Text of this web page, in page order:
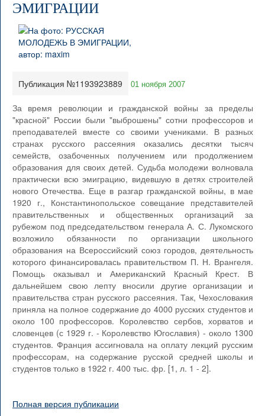
ЭМИГРАЦИИ
Публикация №1193923889 01 ноября 2007
За время революции и гражданской войны за пределы
"красной" России были "выброшены" сотни профессоров и
преподавателей вместе со своими учениками. В разных
странах русского рассеяния оказались десятки тысяч
семейств, озабоченных получением или продолжением
образования для своих детей. Судьба молодежи волновала
практически всю эмиграцию, видевшую в детях строителей
нового Отечества. Еще в разгар гражданской войны, в мае
1920 г., Константинопольское совещание представителей
правительственных и общественных организаций за
рубежом под председательством генерала А. С. Лукомского
возложило обязанности по организации школьного
образования на Всероссийский союз городов, деятельность
которого финансировалась правительством П. Н. Врангеля.
Помощь оказывал и Американский Красный Крест. В
дальнейшем свою лепту вносили другие организации и
правительства стран русского рассеяния. Так, Чехословакия
приняла на полное содержание до 4000 русских студентов и
около 100 профессоров. Королевство сербов, хорватов и
словенцев (с 1929 г. - Королевство Югославия) - около 1300
студентов. Франция ассигновала на оплату лекций русским
профессорам, на содержание русской средней школы и
студентов только в 1922 г. 400 тыс. фр. [1, л. 1 - 2].
Полная версия публикации